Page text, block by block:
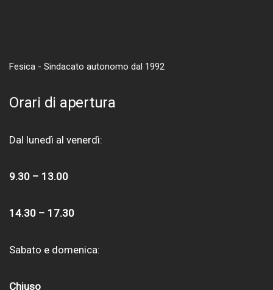
Fesica - Sindacato autonomo dal 1992
Orari di apertura
Dal lunedì al venerdì:
9.30 – 13.00
14.30 – 17.30
Sabato e domenica:
Chiuso